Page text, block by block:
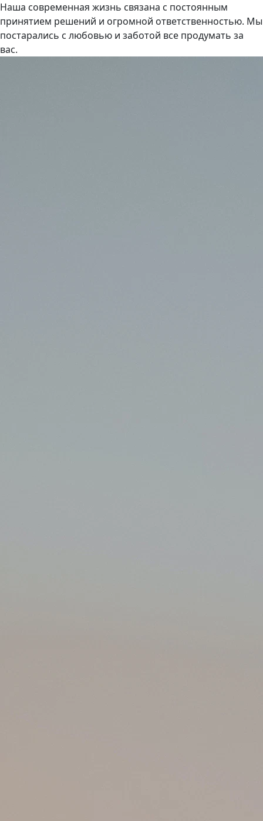
Наша современная жизнь связана с постоянным
принятием решений и огромной ответственностью. Мы
постарались с любовью и заботой все продумать за
вас.